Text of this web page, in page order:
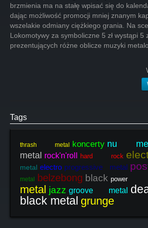
brzmienia ma na stałę wpisać się do
dając możliwość promocji mniej znanym
wszelakie odmiany ciężkiego grania. Na
Lokomotywy za symboliczne 5 zł wystąpi 5
prezentujących różne oblicze muzyki
Tags
thrash metal koncerty nu
metal rock'n'roll hard rock
metal electro progressive metal
metal
belzebong black power
metal jazz groove metal
black metal grunge